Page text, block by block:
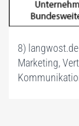
8)
Marketing,